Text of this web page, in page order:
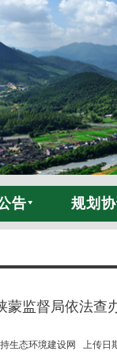
告 规划
蒙监督局依法查
生态环境建设网 上传日